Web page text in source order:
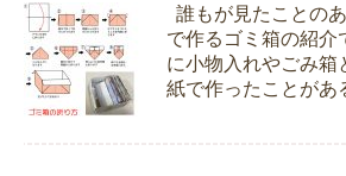
誰もが見たことの
で作るゴミ箱の紹介
に小物入れやごみ箱
紙で作ったことがあ